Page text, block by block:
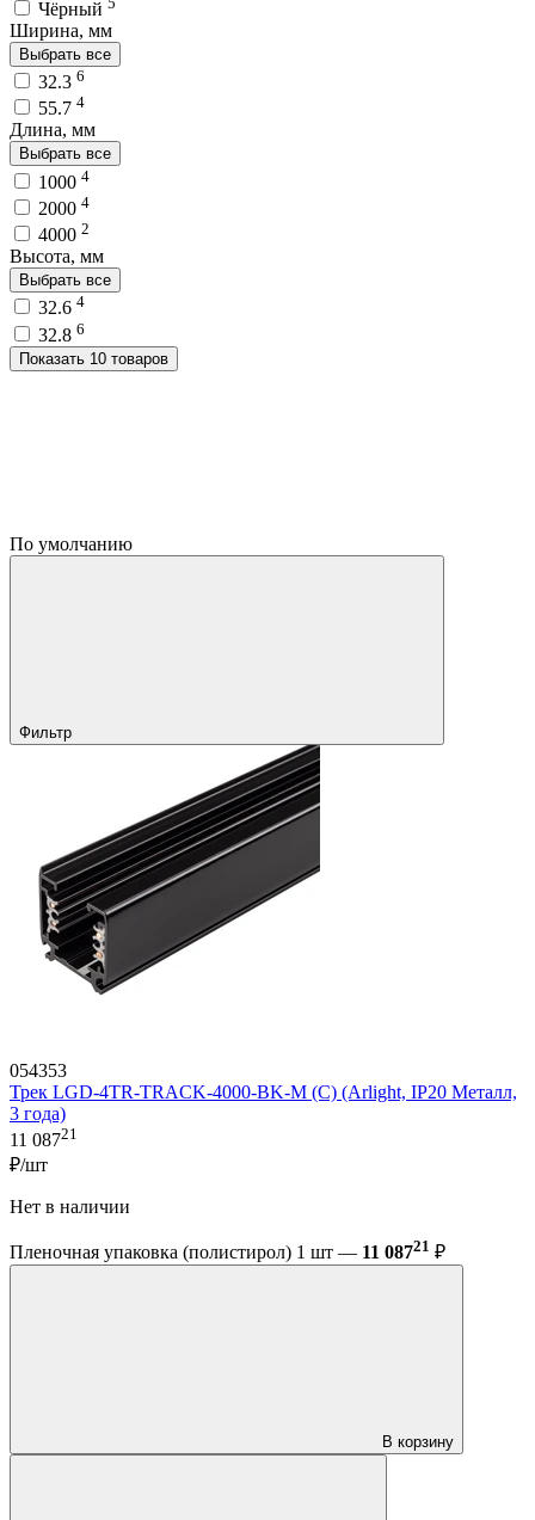
Чёрный
Ширина, мм
Выбрать все
32.3 6
55.7 4
Длина, мм
Выбрать все
1000 4
2000 4
4000 2
Высота, мм
Выбрать все
32.6 4
32.8 6
Показать 10 товаров
По умолчанию
Фильтр
054353
Трек LGD-4TR-TRACK-4000-BK-M (C) (Arlight, IP20 Металл,
3 года)
11 08721
₽/шт
Нет в наличии
Пленочная упаковка (полистирол) 1 шт — 11 08721 ₽
В корзину